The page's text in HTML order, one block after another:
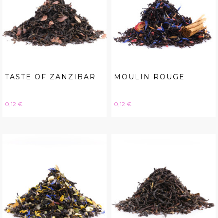
TASTE OF ZANZIBAR
Hinta
0,12 €
MOULIN ROUGE
Hinta
0,12 €